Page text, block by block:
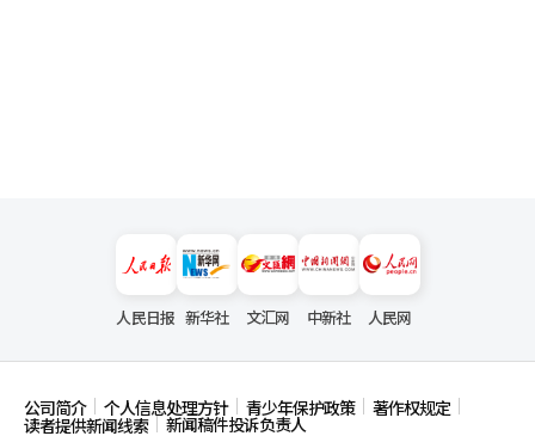
人民日报 新华社 文汇网 中新社 人民网
公司简介 个人信息处理方针 青少年保护政策 著作权规定
读者提供新闻线索
新闻稿件投诉负责人